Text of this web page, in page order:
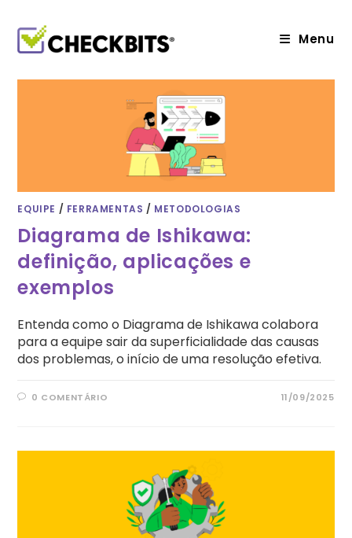
conteúdo
Menu
EQUIPE / FERRAMENTAS / METODOLOGIAS
Diagrama de Ishikawa:
definição, aplicações e
exemplos
Entenda como o Diagrama de Ishikawa colabora
para a equipe sair da superficialidade das causas
dos problemas, o início de uma resolução efetiva.
0 COMENTÁRIO 11/09/2025